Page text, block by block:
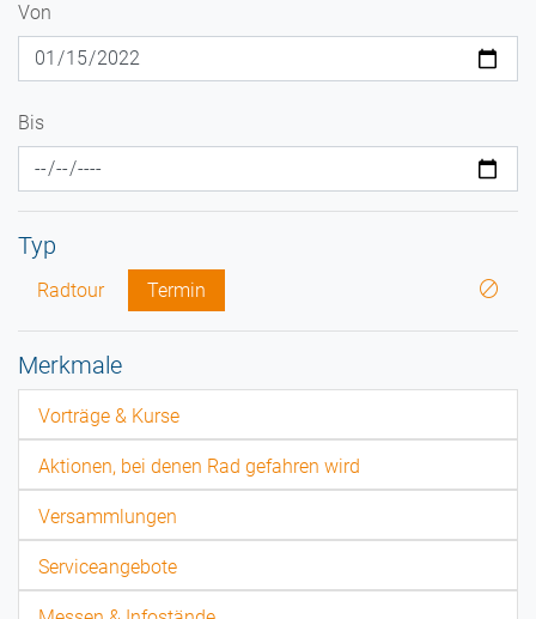
Von
Bis
Typ
Radtour Termin
Merkmale
Vorträge & Kurse
Aktionen, bei denen Rad gefahren wird
Versammlungen
Serviceangebote